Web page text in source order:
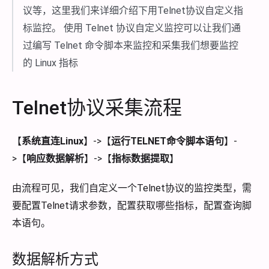
议等，这里我们来详细介绍下用Telnet协议自定义指
标监控。 使用 Telnet 协议自定义监控可以让我们通
过编写 Telnet 命令脚本来监控和采集我们想要监控
的 Linux 指标
Telnet协议采集流程
【系统直连Linux】->【运行TELNET命令脚本语句】-
>【响应数据解析】->【指标数据提取】
由流程可见，我们自定义一个Telnet协议的监控类型，需
要配置Telnet请求参数，配置获取哪些指标，配置查询脚
本语句。
数据解析方式